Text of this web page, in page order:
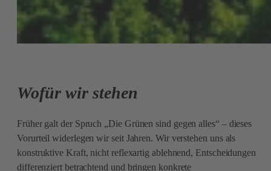
Wofür wir stehen
Früher galt der Spruch „Die Grünen sind gegen alles“ – dieses
Vorurteil widerlegen wir seit Jahren. Wir verstehen uns als
konstruktive Kraft, nicht reflexartig ablehnend, Entscheidungen
differenziert betrachtend und bringen konkrete